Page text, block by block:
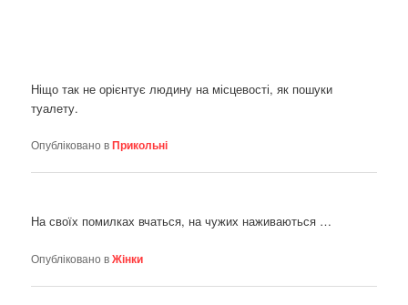
Ніщо так не орієнтує людину на місцевості, як пошуки
туалету.
Опубліковано вПрикольні
На своїх помилках вчаться, на чужих наживаються …
Опубліковано вЖінки